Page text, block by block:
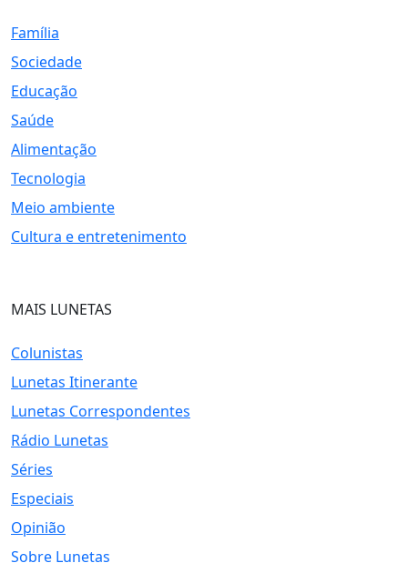
Família
Sociedade
Educação
Saúde
Alimentação
Tecnologia
Meio ambiente
Cultura e entretenimento
MAIS LUNETAS
Colunistas
Lunetas Itinerante
Lunetas Correspondentes
Rádio Lunetas
Séries
Especiais
Opinião
Sobre Lunetas